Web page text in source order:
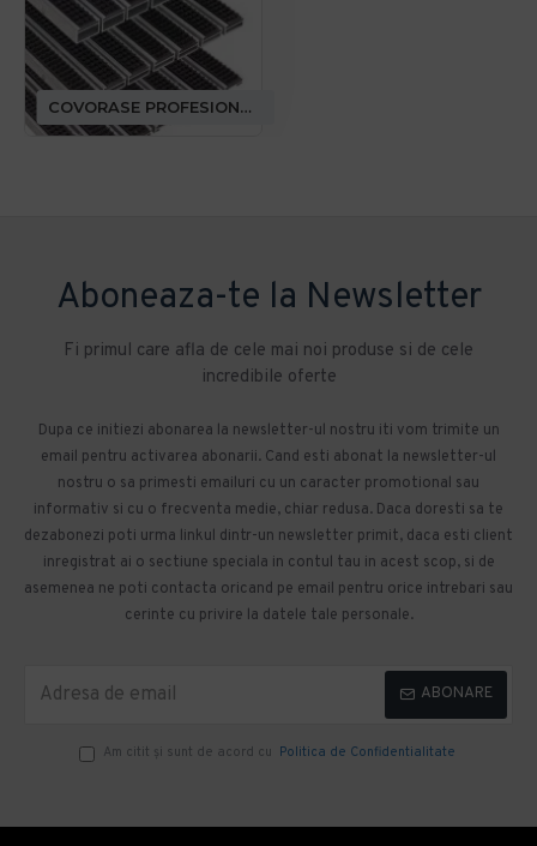
COVORASE PROFESIONALE
Aboneaza-te la Newsletter
Fi primul care afla de cele mai noi produse si de cele
incredibile oferte
Dupa ce initiezi abonarea la newsletter-ul nostru iti vom trimite un
email pentru activarea abonarii. Cand esti abonat la newsletter-ul
nostru o sa primesti emailuri cu un caracter promotional sau
informativ si cu o frecventa medie, chiar redusa. Daca doresti sa te
dezabonezi poti urma linkul dintr-un newsletter primit, daca esti client
inregistrat ai o sectiune speciala in contul tau in acest scop, si de
asemenea ne poti contacta oricand pe email pentru orice intrebari sau
cerinte cu privire la datele tale personale.
ABONARE
Am citit şi sunt de acord cu Politica de Confidentialitate